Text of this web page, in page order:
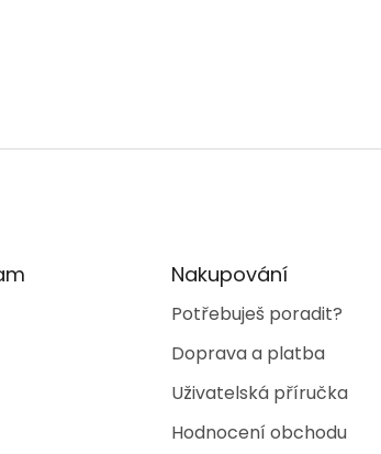
Nakupování
Potřebuješ poradit?
Doprava a platba
Uživatelská příručka
Hodnocení obchodu